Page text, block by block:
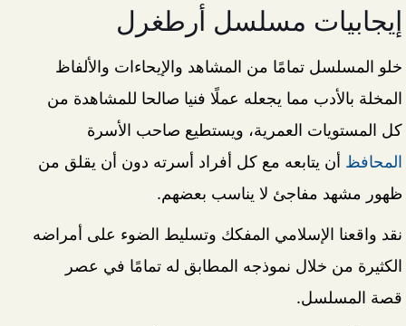
إيجابيات مسلسل أرطغرل
خلو المسلسل تمامًا من المشاهد والإيحاءات والألفاظ
المخلة بالأدب مما يجعله عملًا فنيا صالحا للمشاهدة من
كل المستويات العمرية، ويستطيع صاحب الأسرة
المحافظ أن يتابعه مع كل أفراد أسرته دون أن يقلق من
ظهور مشهد مفاجئ لا يناسب بعضهم.
نقد واقعنا الإسلامي المفكك وتسليط الضوء على أمراضه
الكثيرة من خلال نموذجه المطابق له تمامًا في عصر
قصة المسلسل.